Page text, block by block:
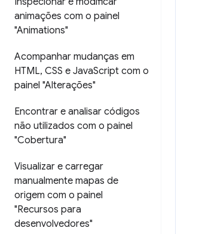
animações com o painel
"Animations"
Acompanhar mudanças em
HTML, CSS e JavaScript com o
painel "Alterações"
Encontrar e analisar códigos
não utilizados com o painel
"Cobertura"
Visualizar e carregar
manualmente mapas de
origem com o painel
"Recursos para
desenvolvedores"